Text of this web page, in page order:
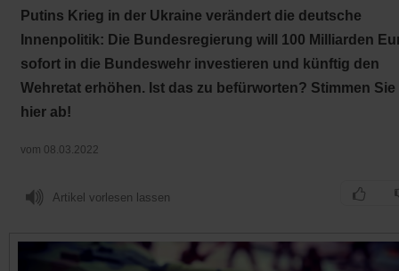
neuen
Tab)
einem
neuen
Tab)
Flucht und Migration
Video-Podcast »Veranstaltungen«
Podcast »Veranstaltungen«
Schriftgröße ändern:
Putins Krieg in der Ukraine verändert die deutsche
Innenpolitik: Die Bundesregierung will 100 Milliarden
sofort in die Bundeswehr investieren und künftig den
Wehretat erhöhen. Ist das zu befürworten? Stimmen Sie
hier ab!
vom 08.03.2022
Artikel vorlesen lassen